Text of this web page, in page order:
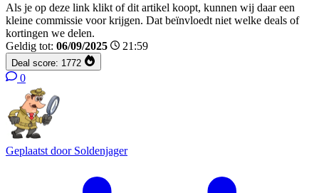
Als je op deze link klikt of dit artikel koopt, kunnen wij daar een
kleine commissie voor krijgen. Dat beïnvloedt niet welke deals of
kortingen we delen.
Geldig tot: 06/09/2025 21:59
Deal score: 1772
0
Geplaatst door Soldenjager